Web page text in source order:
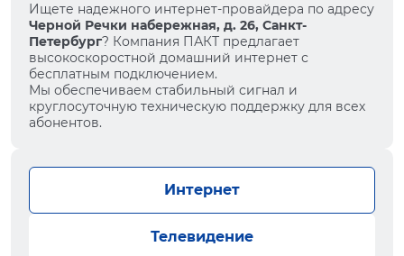
Ищете надежного интернет-провайдера по адресу
Черной Речки набережная, д. 26, Санкт-
Петербург? Компания ПАКТ предлагает
высокоскоростной домашний интернет с
бесплатным подключением.
Мы обеспечиваем стабильный сигнал и
круглосуточную техническую поддержку для всех
абонентов.
Интернет
Телевидение